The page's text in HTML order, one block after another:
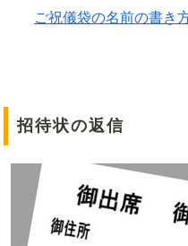
ご祝儀袋の名前の書き
招待状の返信